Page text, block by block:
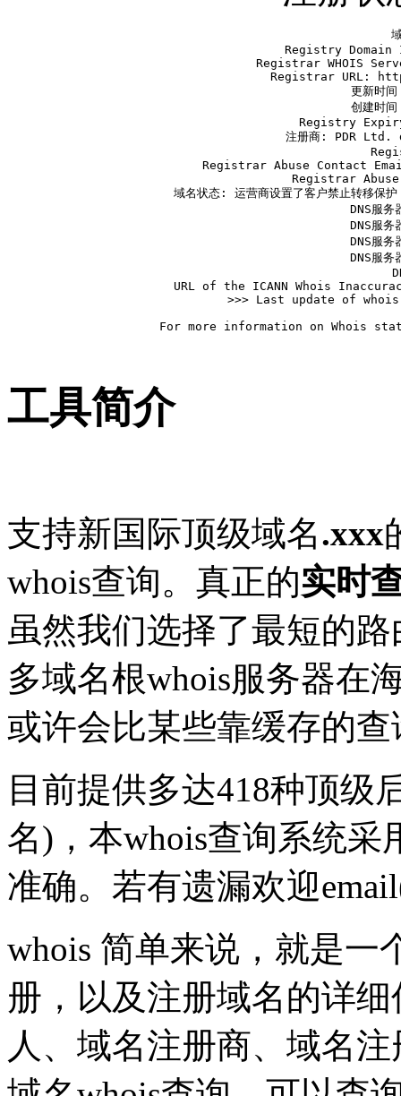
Registry Domain
Registrar WHOIS
Registrar URL:
更新时
创建时
Registry
注册商: PDR
Registrar Abuse Contact
Registrar
域名状态: 运营商设置了客户禁止转移
DNS服务
DNS服务
DNS服务
DNS服务
URL of the ICANN Whois
>>> Last update of whois
For more information on Whois
工具简介
支持新国际顶级域名.xxx
whois查询。真正的实时
虽然我们选择了最短的
多域名根whois服务器在
或许会比某些靠缓存的
目前提供多达418种顶级
名)，本whois查询系统采
准确。若有遗漏欢迎
whois 简单来说，就是一
册，以及注册域名的详
人、域名注册商、域名